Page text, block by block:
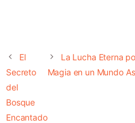
El
Secreto
del
Bosque
Encantado
La Lucha Eterna
Magia en un Mundo